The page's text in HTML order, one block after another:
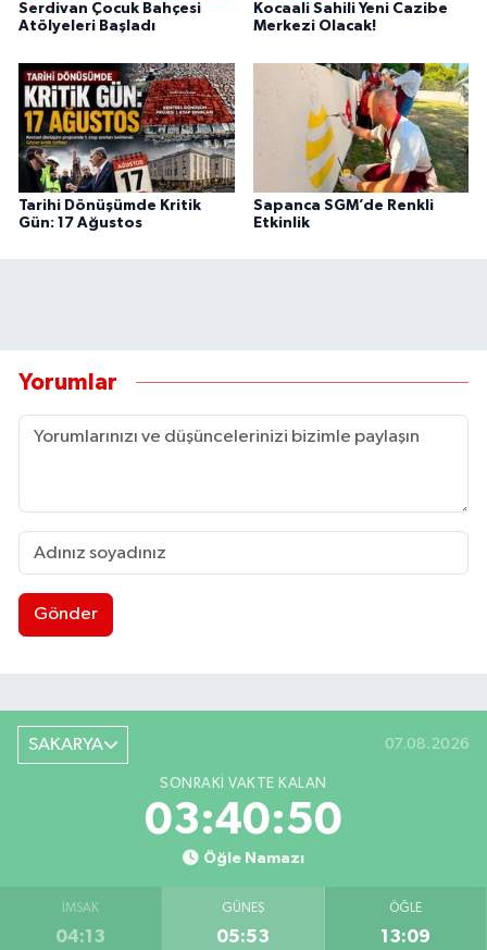
Serdivan Çocuk Bahçesi
Atölyeleri Başladı
Kocaali Sahili Yeni Cazibe
Merkezi Olacak!
Tarihi Dönüşümde Kritik
Gün: 17 Ağustos
Sapanca SGM’de Renkli
Etkinlik
Yorumlar
Gönder
SAKARYA 07.08.2026
SONRAKI VAKTE KALAN
03:40:50
Öğle Namazı
İMSAK
04:13
GÜNEŞ
05:53
ÖĞLE
13:09